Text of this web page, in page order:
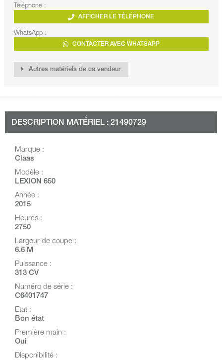
Téléphone :
AFFICHER LE TÉLÉPHONE
WhatsApp :
CONTACTER AVEC WHATSAPP
Autres matériels de ce vendeur
DESCRIPTION MATÉRIEL : 21490729
Marque :
Claas
Modèle :
LEXION 650
Année :
2015
Heures :
2750
Largeur de coupe :
6.6 M
Puissance :
313 CV
Numéro de série :
C6401747
Etat :
Bon état
Première main :
Oui
Disponibilité :